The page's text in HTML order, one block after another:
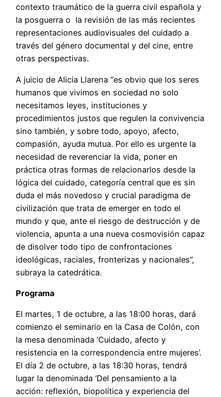
contexto traumático de la guerra civil española y
la posguerra o la revisión de las más recientes
representaciones audiovisuales del cuidado a
través del género documental y del cine, entre
otras perspectivas.
A juicio de Alicia Llarena “es obvio que los seres
humanos que vivimos en sociedad no solo
necesitamos leyes, instituciones y
procedimientos justos que regulen la convivencia
sino también, y sobre todo, apoyo, afecto,
compasión, ayuda mutua. Por ello es urgente la
necesidad de reverenciar la vida, poner en
práctica otras formas de relacionarlos desde la
lógica del cuidado, categoría central que es sin
duda el más novedoso y crucial paradigma de
civilización que trata de emerger en todo el
mundo y que, ante el riesgo de destrucción y de
violencia, apunta a una nueva cosmovisión capaz
de disolver todo tipo de confrontaciones
ideológicas, raciales, fronterizas y nacionales”,
subraya la catedrática.
Programa
El martes, 1 de octubre, a las 18:00 horas, dará
comienzo el seminario en la Casa de Colón, con
la mesa denominada ‘Cuidado, afecto y
resistencia en la correspondencia entre mujeres’.
El día 2 de octubre, a las 18:30 horas, tendrá
lugar la denominada ‘Del pensamiento a la
acción: reflexión, biopolítica y experiencia del